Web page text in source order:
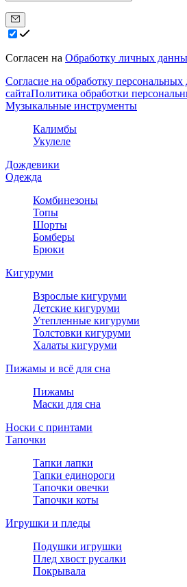
Согласен на Обработку личных
Согласие на обработку
сайтаПолитика обработки
Музыкальные инструменты
Калимбы
Укулеле
Дождевики
Одежда
Комбинезоны
Топы
Шорты
Бомберы
Брюки
Кигуруми
Взрослые кигуруми
Детские кигуруми
Утепленные кигуруми
Толстовки кигуруми
Халаты кигуруми
Пижамы и всё для сна
Пижамы
Маски для сна
Носки с принтами
Тапочки
Тапки лапки
Тапки единороги
Тапочки овечки
Тапочки коты
Игрушки и пледы
Подушки игрушки
Плед хвост русалки
Покрывала